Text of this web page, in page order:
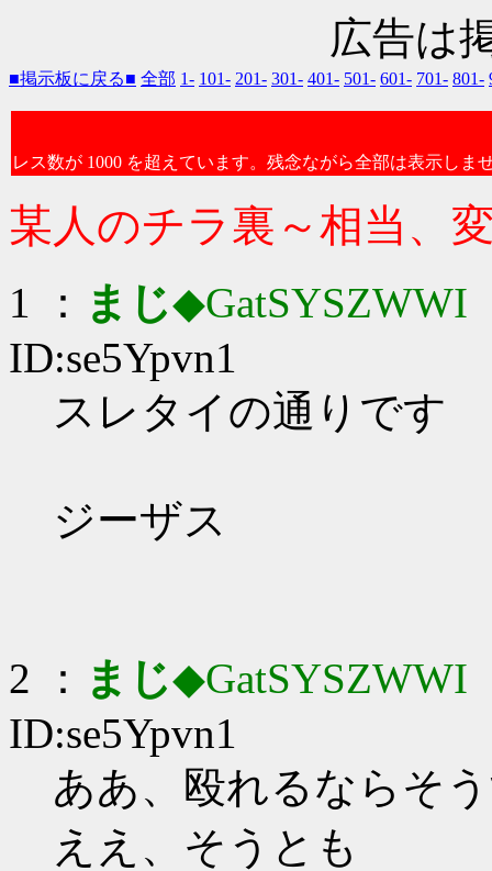
広告は
■掲示板に戻る■ 全部 1- 101- 201- 301- 401- 501- 601- 701- 801-
レス数が 1000 を超えています。残念ながら全部は表示しま
某人のチラ裏～相当、
1 ： まじ◆GatSYSZWWI
ID:se5Ypvn1
スレタイの通りです
ジーザス
2 ： まじ◆GatSYSZWWI
ID:se5Ypvn1
ああ、殴れるならそ
ええ、そうとも